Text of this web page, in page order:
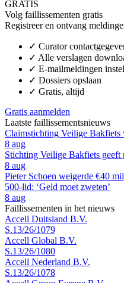
GRATIS
Volg faillissementen gratis
Registreer en ontvang
✓ Curator
✓ Alle verslagen
✓ E-mailmeldingen
✓ Dossiers opslaan
✓ Gratis, altijd
Gratis aanmelden
Laatste faillissementsnieuws
Claimstichting Veilige Bakfiets
8 aug
Stichting Veilige Bakfiets
8 aug
Pieter Schoen weigerde €40
500-lid: ‘Geld moet zweten’
8 aug
Faillissementen in het nieuws
Accell Duitsland B.V.
S.13/26/1079
Accell Global B.V.
S.13/26/1080
Accell Nederland B.V.
S.13/26/1078